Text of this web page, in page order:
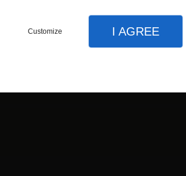
Customize I AGREE